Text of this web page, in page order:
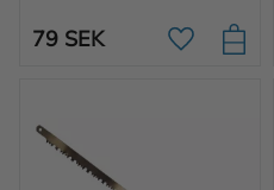
79 SEK Lägg till i